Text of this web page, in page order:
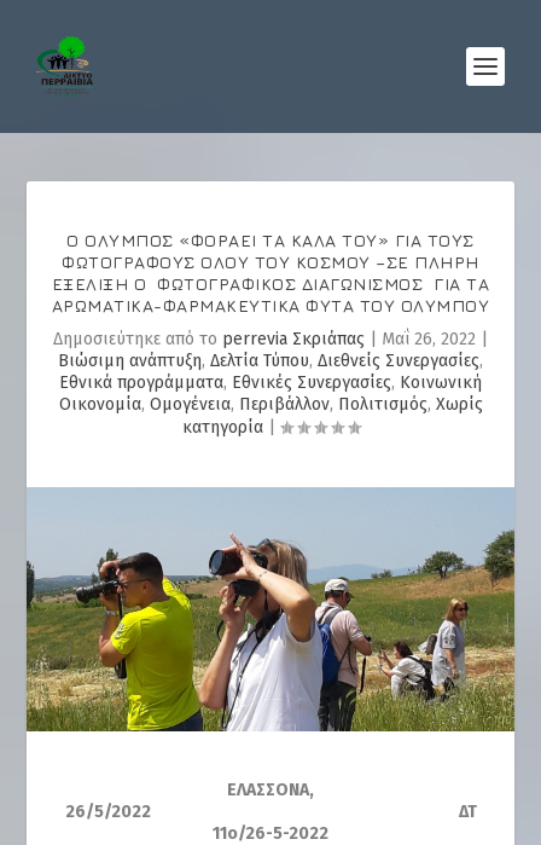
Ο ΌΛΥΜΠΟΣ «ΦΟΡΆΕΙ ΤΑ ΚΑΛΆ ΤΟΥ» ΓΙΑ ΤΟΥΣ
ΦΩΤΟΓΡΆΦΟΥΣ ΌΛΟΥ ΤΟΥ ΚΌΣΜΟΥ –ΣΕ ΠΛΉΡΗ
ΕΞΈΛΙΞΗ Ο ΦΩΤΟΓΡΑΦΙΚΌΣ ΔΙΑΓΩΝΙΣΜΌΣ ΓΙΑ ΤΑ
ΑΡΩΜΑΤΙΚΆ-ΦΑΡΜΑΚΕΥΤΙΚΆ ΦΥΤΆ ΤΟΥ ΟΛΎΜΠΟΥ
Δημοσιεύτηκε από το perrevia Σκριάπας Μαΐ 26, 2022
Βιώσιμη ανάπτυξη, Δελτία Τύπου, Διεθνείς Συνεργασίες,
Εθνικά προγράμματα, Εθνικές Συνεργασίες, Κοινωνική
Οικονομία, Ομογένεια, Περιβάλλον, Πολιτισμός, Χωρίς
κατηγορία|
ΕΛΑΣΣΟΝΑ,
26/5/2022 ΔΤ
11ο/26-5-2022